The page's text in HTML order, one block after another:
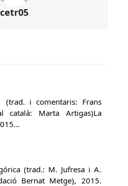
cetr05
(trad. i comentaris: Frans
català: Marta Artigas)La
(trad.: M. Jufresa i A.
Bernat Metge), 2015.